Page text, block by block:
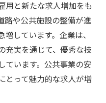
用と新たな求人増加をも
路や公共施設の整備が進
しています。企業は、
充実を通じて、優秀な技
ています。公共事業の安
とって魅力的な求人が増